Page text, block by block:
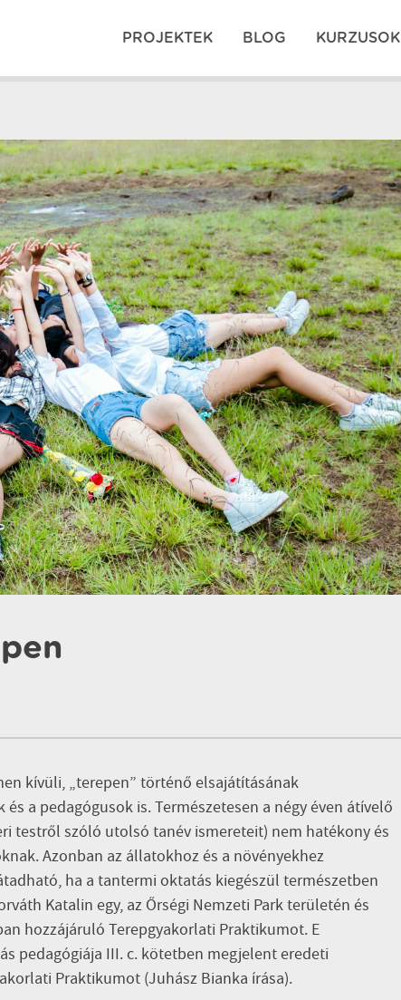
PROJEKTEK BLOG KURZUSOK
kívüli, „terepen” történő elsajátításának
a pedagógusok is. Természetesen a négy éven átívelő
testről szóló utolsó tanév ismereteit) nem hatékony és
Azonban az állatokhoz és a növényekhez
ha a tantermi oktatás kiegészül természetben
Katalin egy, az Őrségi Nemzeti Park területén és
hozzájáruló Terepgyakorlati Praktikumot. E
pedagógiája III. c. kötetben megjelent eredeti
Praktikumot (Juhász Bianka írása).